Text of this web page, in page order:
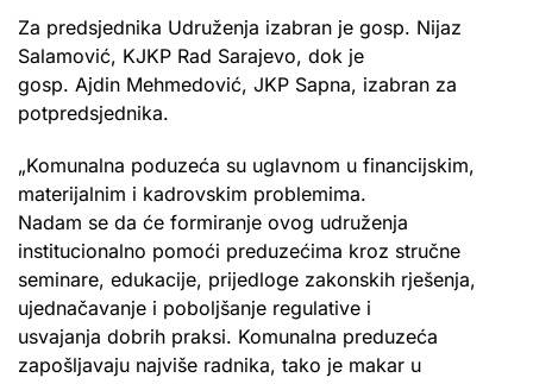
Za predsjednika Udruženja izabran je gosp. Nijaz
Salamović, KJKP Rad Sarajevo, dok je
gosp. Ajdin Mehmedović, JKP Sapna, izabran za
potpredsjednika.
„Komunalna poduzeća su uglavnom u financijskim,
materijalnim i kadrovskim problemima.
Nadam se da će formiranje ovog udruženja
institucionalno pomoći preduzećima kroz stručne
seminare, edukacije, prijedloge zakonskih rješenja,
ujednačavanje i poboljšanje regulative i
usvajanja dobrih praksi. Komunalna preduzeća
zapošljavaju najviše radnika, tako je makar u